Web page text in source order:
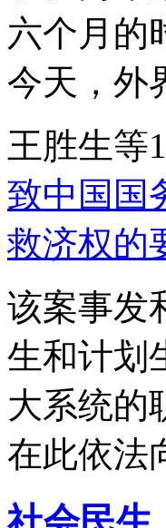
六个月的
今天，外
王胜生等
致中国国
救济权的
该案事发
生和计划
大系统的
在此依法